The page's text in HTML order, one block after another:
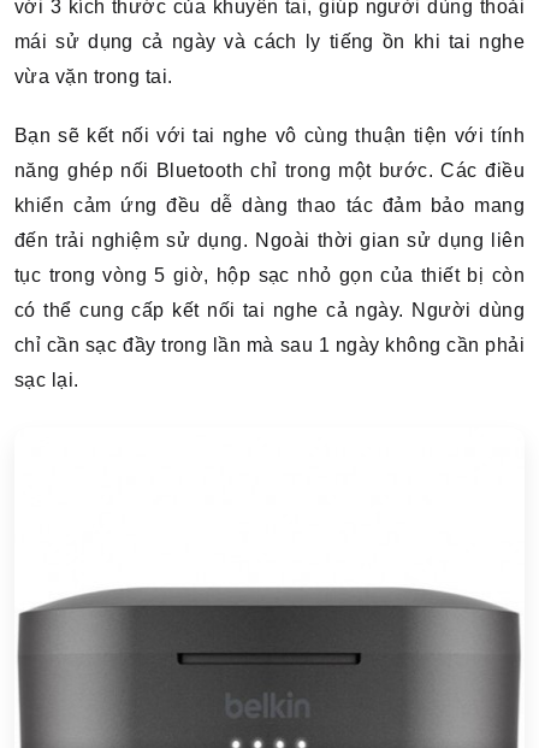
với 3 kích thước của khuyên tai, giúp người dùng thoải
mái sử dụng cả ngày và cách ly tiếng ồn khi tai nghe
vừa vặn trong tai.
Bạn sẽ kết nối với tai nghe vô cùng thuận tiện với tính
năng ghép nối Bluetooth chỉ trong một bước. Các điều
khiển cảm ứng đều dễ dàng thao tác đảm bảo mang
đến trải nghiệm sử dụng. Ngoài thời gian sử dụng liên
tục trong vòng 5 giờ, hộp sạc nhỏ gọn của thiết bị còn
có thể cung cấp kết nối tai nghe cả ngày. Người dùng
chỉ cần sạc đầy trong lần mà sau 1 ngày không cần phải
sạc lại.